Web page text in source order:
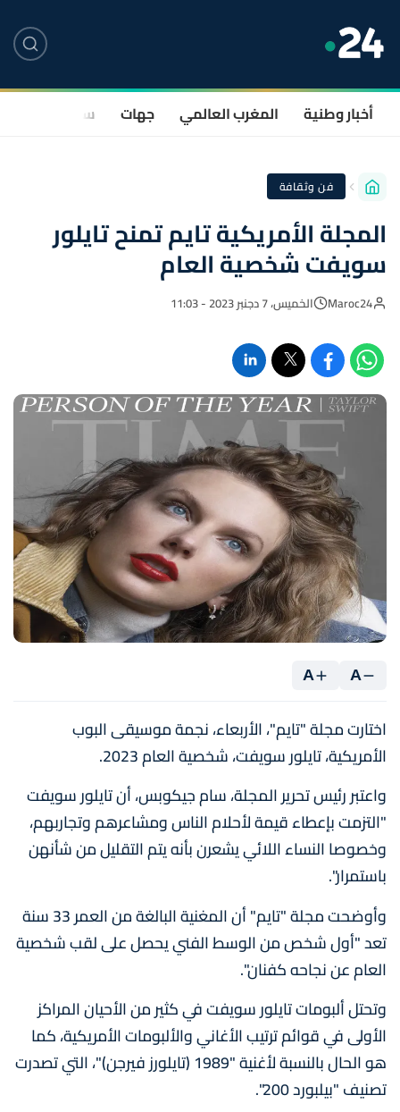
أخبار وطنية المغرب العالمي جهات سياسة
فن وثقافة
المجلة الأمريكية تايم تمنح تايلور
سويفت شخصية العام
Maroc24 الخميس، 7 دجنبر 2023 - 11:03
A
A
اختارت مجلة "تايم"، الأربعاء، نجمة موسيقى البوب
الأمريكية، تايلور سويفت، شخصية العام 2023.
واعتبر رئيس تحرير المجلة، سام جيكوبس، أن تايلور سويفت
"التزمت بإعطاء قيمة لأحلام الناس ومشاعرهم وتجاربهم،
وخصوصا النساء اللائي يشعرن بأنه يتم التقليل من شأنهن
باستمرار".
وأوضحت مجلة "تايم" أن المغنية البالغة من العمر 33 سنة
تعد "أول شخص من الوسط الفني يحصل على لقب شخصية
العام عن نجاحه كفنان".
وتحتل ألبومات تايلور سويفت في كثير من الأحيان المراكز
الأولى في قوائم ترتيب الأغاني والألبومات الأمريكية، كما
هو الحال بالنسبة لأغنية "1989 (تايلورز فيرجن)"، التي تصدرت
تصنيف "بيلبورد 200".